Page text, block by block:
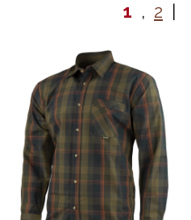
1 , 2